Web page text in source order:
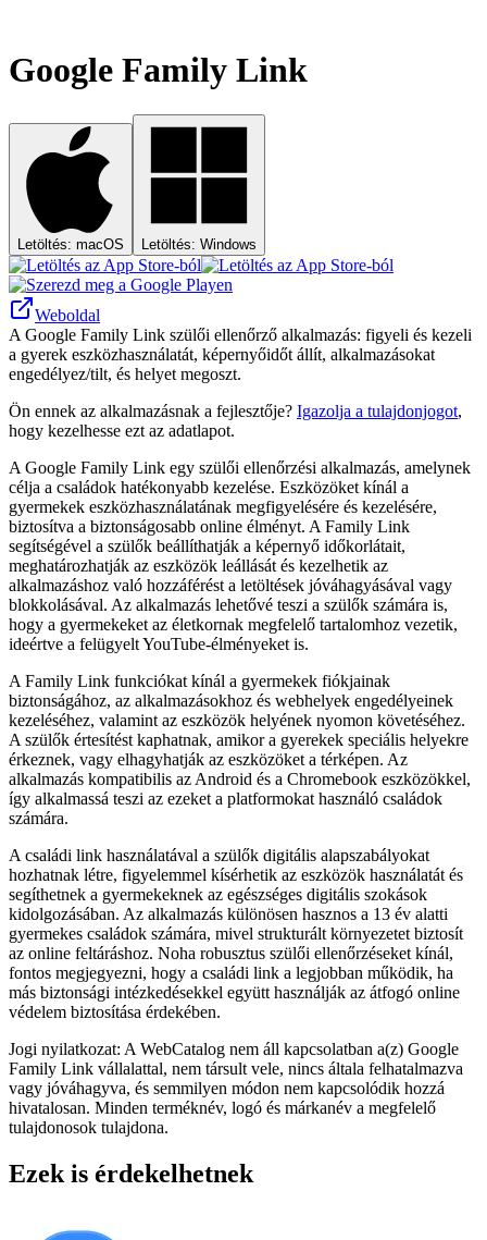
Google Family Link
Letöltés: macOS Letöltés: Windows
Weboldal
A Google Family Link szülői ellenőrző alkalmazás: figyeli és kezeli
a gyerek eszközhasználatát, képernyőidőt állít, alkalmazásokat
engedélyez/tilt, és helyet megoszt.
Ön ennek az alkalmazásnak a fejlesztője? Igazolja a tulajdonjogot,
hogy kezelhesse ezt az adatlapot.
A Google Family Link egy szülői ellenőrzési alkalmazás, amelynek
célja a családok hatékonyabb kezelése. Eszközöket kínál a
gyermekek eszközhasználatának megfigyelésére és kezelésére,
biztosítva a biztonságosabb online élményt. A Family Link
segítségével a szülők beállíthatják a képernyő időkorlátait,
meghatározhatják az eszközök leállását és kezelhetik az
alkalmazáshoz való hozzáférést a letöltések jóváhagyásával vagy
blokkolásával. Az alkalmazás lehetővé teszi a szülők számára is,
hogy a gyermekeket az életkornak megfelelő tartalomhoz vezetik,
ideértve a felügyelt YouTube-élményeket is.
A Family Link funkciókat kínál a gyermekek fiókjainak
biztonságához, az alkalmazásokhoz és webhelyek engedélyeinek
kezeléséhez, valamint az eszközök helyének nyomon követéséhez.
A szülők értesítést kaphatnak, amikor a gyerekek speciális helyekre
érkeznek, vagy elhagyhatják az eszközöket a térképen. Az
alkalmazás kompatibilis az Android és a Chromebook eszközökkel,
így alkalmassá teszi az ezeket a platformokat használó családok
számára.
A családi link használatával a szülők digitális alapszabályokat
hozhatnak létre, figyelemmel kísérhetik az eszközök használatát és
segíthetnek a gyermekeknek az egészséges digitális szokások
kidolgozásában. Az alkalmazás különösen hasznos a 13 év alatti
gyermekes családok számára, mivel strukturált környezetet biztosít
az online feltáráshoz. Noha robusztus szülői ellenőrzéseket kínál,
fontos megjegyezni, hogy a családi link a legjobban működik, ha
más biztonsági intézkedésekkel együtt használják az átfogó online
védelem biztosítása érdekében.
Jogi nyilatkozat: A WebCatalog nem áll kapcsolatban a(z) Google
Family Link vállalattal, nem társult vele, nincs általa felhatalmazva
vagy jóváhagyva, és semmilyen módon nem kapcsolódik hozzá
hivatalosan. Minden terméknév, logó és márkanév a megfelelő
tulajdonosok tulajdona.
Ezek is érdekelhetnek